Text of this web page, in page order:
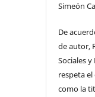
Simeón
De
de autor,
Sociales
respeta
como la